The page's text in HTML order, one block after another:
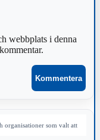
webbplats i denna
organisationer som valt att